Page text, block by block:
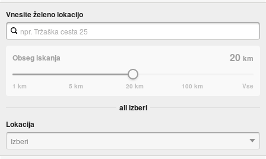
Vnesite želeno lokacijo
Obseg iskanja 20km
1 km 5 km 20 km 100 km Vse
ali izberi
Lokacija
Izberi